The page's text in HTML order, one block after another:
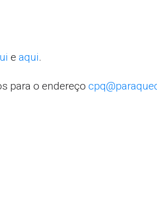
e aqui.
para o endereço